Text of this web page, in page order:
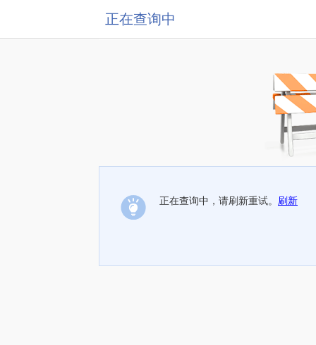
正在查询中
正在查询中，请刷新重试。 刷新